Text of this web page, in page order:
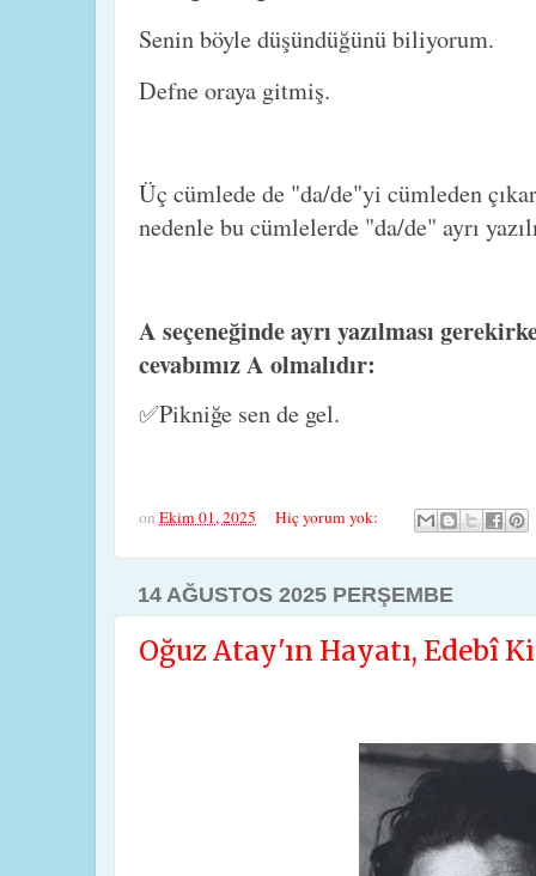
Senin böyle düşündüğünü biliyorum.
Defne oraya gitmiş.
Üç cümlede de "da/de"yi cümleden
nedenle bu cümlelerde "da/de" ayrı
A seçeneğinde ayrı yazılması
cevabımız A olmalıdır:
✅Pikniğe sen de gel.
on Ekim 01, 2025 Hiç yorum yok:
14 AĞUSTOS 2025 PERŞEMBE
Oğuz Atay'ın Hayatı, Edebî